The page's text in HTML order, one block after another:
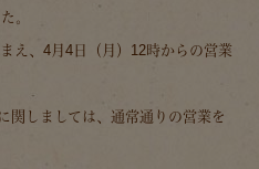
。
え、4月4日（月）12時からの営業
関しましては、通常通りの営業を